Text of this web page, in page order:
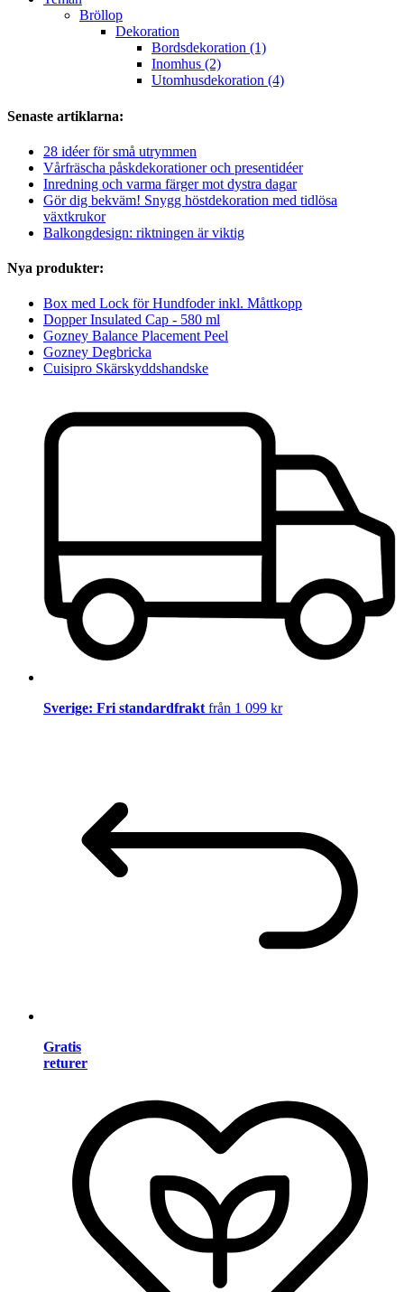
Bröllop
Dekoration
Bordsdekoration (1)
Inomhus (2)
Utomhusdekoration (4)
Senaste artiklarna:
28 idéer för små utrymmen
Vårfräscha påskdekorationer och presentidéer
Inredning och varma färger mot dystra dagar
Gör dig bekväm! Snygg höstdekoration med tidlösa
växtkrukor
Balkongdesign: riktningen är viktig
Nya produkter:
Box med Lock för Hundfoder inkl. Måttkopp
Dopper Insulated Cap - 580 ml
Gozney Balance Placement Peel
Gozney Degbricka
Cuisipro Skärskyddshandske
Sverige: Fri standardfrakt från 1 099 kr
Gratis
returer